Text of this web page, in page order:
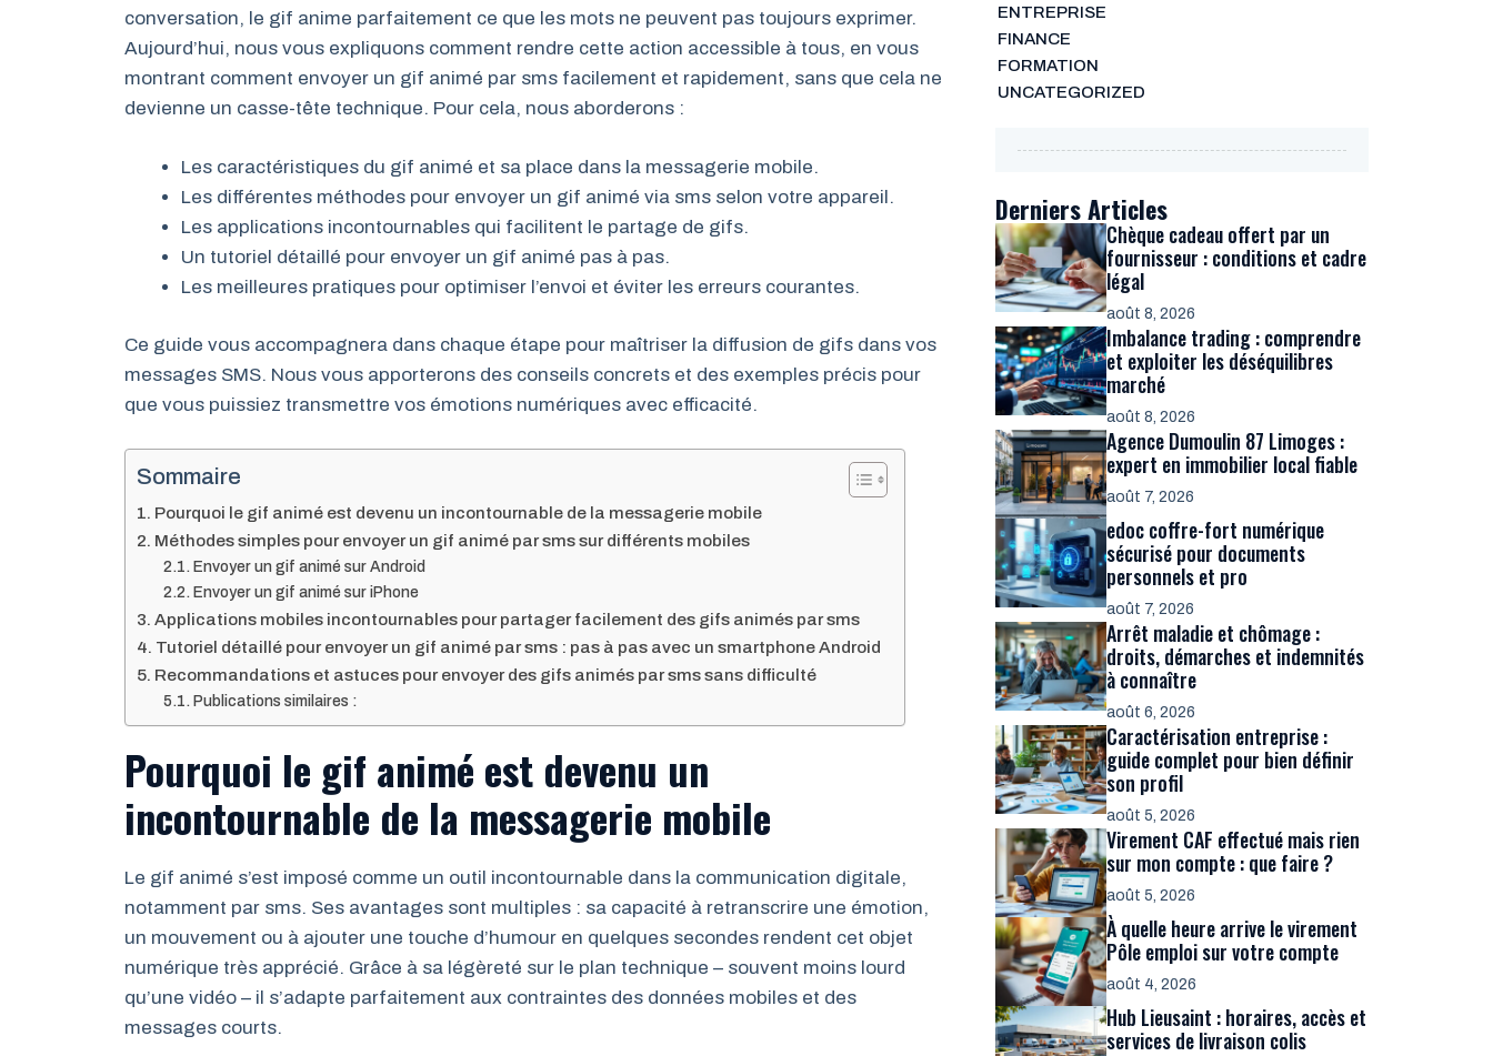
conversation, le gif anime parfaitement ce que les mots ne peuvent pas toujours exprimer.
Aujourd’hui, nous vous expliquons comment rendre cette action accessible à tous, en vous
montrant comment envoyer un gif animé par sms facilement et rapidement, sans que cela ne
devienne un casse-tête technique. Pour cela, nous aborderons :
Les caractéristiques du gif animé et sa place dans la messagerie mobile.
Les différentes méthodes pour envoyer un gif animé via sms selon votre appareil.
Les applications incontournables qui facilitent le partage de gifs.
Un tutoriel détaillé pour envoyer un gif animé pas à pas.
Les meilleures pratiques pour optimiser l’envoi et éviter les erreurs courantes.
Ce guide vous accompagnera dans chaque étape pour maîtriser la diffusion de gifs dans vos
messages SMS. Nous vous apporterons des conseils concrets et des exemples précis pour
que vous puissiez transmettre vos émotions numériques avec efficacité.
Sommaire
Pourquoi le gif animé est devenu un incontournable de la messagerie mobile
Méthodes simples pour envoyer un gif animé par sms sur différents mobiles
Envoyer un gif animé sur Android
Envoyer un gif animé sur iPhone
Applications mobiles incontournables pour partager facilement des gifs animés par sms
Tutoriel détaillé pour envoyer un gif animé par sms : pas à pas avec un smartphone Android
Recommandations et astuces pour envoyer des gifs animés par sms sans difficulté
Publications similaires :
Pourquoi le gif animé est devenu un
incontournable de la messagerie mobile
Le gif animé s’est imposé comme un outil incontournable dans la communication digitale,
notamment par sms. Ses avantages sont multiples : sa capacité à retranscrire une émotion,
un mouvement ou à ajouter une touche d’humour en quelques secondes rendent cet objet
numérique très apprécié. Grâce à sa légèreté sur le plan technique – souvent moins lourd
qu’une vidéo – il s’adapte parfaitement aux contraintes des données mobiles et des
messages courts.
ENTREPRISE
FINANCE
FORMATION
UNCATEGORIZED
Derniers Articles
Chèque cadeau offert par un
fournisseur : conditions et cadre
légal
août 8, 2026
Imbalance trading : comprendre
et exploiter les déséquilibres
marché
août 8, 2026
Agence Dumoulin 87 Limoges :
expert en immobilier local fiable
août 7, 2026
edoc coffre-fort numérique
sécurisé pour documents
personnels et pro
août 7, 2026
Arrêt maladie et chômage :
droits, démarches et indemnités
à connaître
août 6, 2026
Caractérisation entreprise :
guide complet pour bien définir
son profil
août 5, 2026
Virement CAF effectué mais rien
sur mon compte : que faire ?
août 5, 2026
À quelle heure arrive le virement
Pôle emploi sur votre compte
août 4, 2026
Hub Lieusaint : horaires, accès et
services de livraison colis